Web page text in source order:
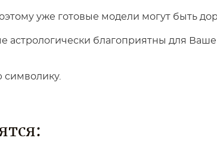
уже готовые модели могут быть
благоприятны для
символику.